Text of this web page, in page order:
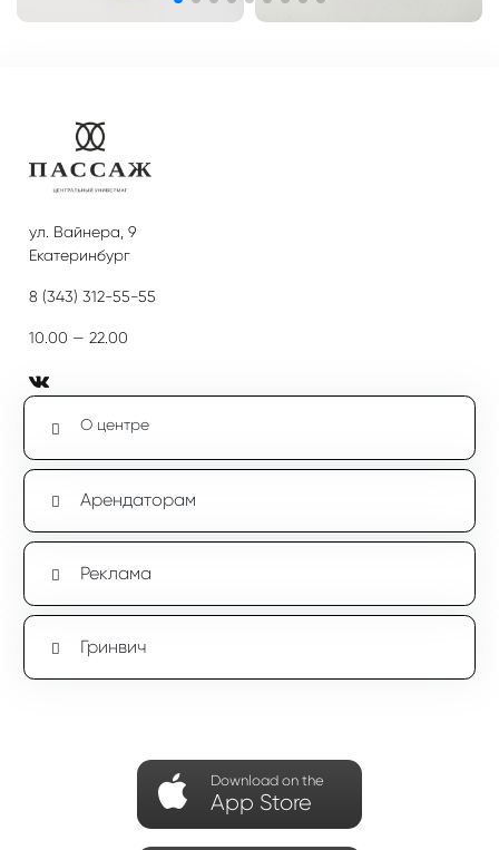
ул. Вайнера, 9
Екатеринбург
8 (343) 312-55-55
10.00 — 22.00
О центре
Арендаторам
Реклама
Гринвич
Download on the
App Store